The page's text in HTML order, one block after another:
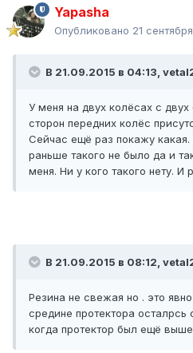
Yapasha
Опубликовано 21
В 21.09.2015 в 04:13,
У меня на двух колёсах с
сторон передних колёс
Сейчас ещё раз покажу какая.
раньше такого не было да и
меня. Ни у кого такого нету. И
В 21.09.2015 в 08:12,
Резина не свежая но . это
средине протектора
когда протектор был ещё